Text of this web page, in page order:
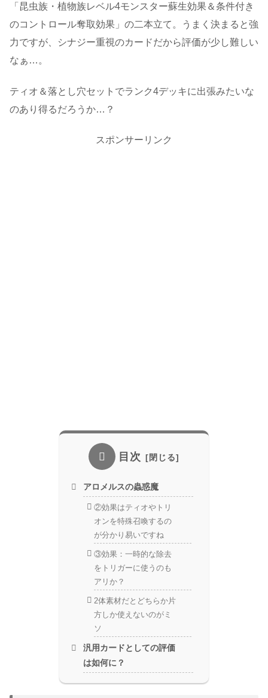
「昆虫族・植物族レベル4モンスター蘇生効果＆条件付き
のコントロール奪取効果」の二本立て。うまく決まると強
力ですが、シナジー重視のカードだから評価が少し難しい
なぁ…。
ティオ＆落とし穴セットでランク4デッキに出張みたいな
のあり得るだろうか…？
スポンサーリンク
目次
アロメルスの蟲惑魔
②効果はティオやトリ
オンを特殊召喚するの
が分かり易いですね
③効果：一時的な除去
をトリガーに使うのも
アリか？
2体素材だとどちらか片
方しか使えないのがミ
ソ
汎用カードとしての評価
は如何に？